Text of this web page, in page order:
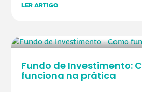
LER ARTIGO
Fundo de Investimento:
funciona na prática